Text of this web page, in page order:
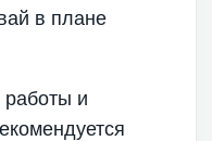
в плане
и